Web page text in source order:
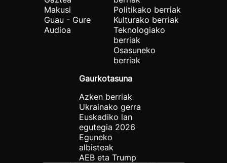
Makusi
Guau - Gure
Audioa
Politikako berriak
Kulturako berriak
Teknologiako
berriak
Osasuneko
berriak
Gaurkotasuna
Azken berriak
Ukrainako gerra
Euskadiko lan
egutegia 2026
Eguneko
albisteak
AEB eta Trump